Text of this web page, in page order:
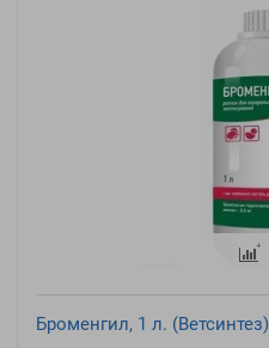
Броменгил, 1 л. (Ветсинтез)